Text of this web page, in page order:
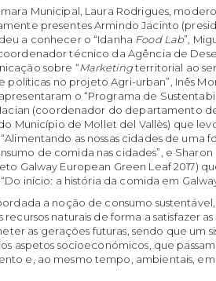
Municipal, Laura Rodrigues,
presentes Armindo Jacinto
a conhecer o “Idanha Food Lab”,
técnico da Agência de
sobre “Marketingterritorial ao
políticas no projeto Agri-urban”, Inês
o “Programa de
(coordenador do departamento
Município de Mollet del Vallès) que
as nossas cidades de uma
de comida nas cidades”, e
Galway European Green Leaf 2017)
início: a história da comida em
a noção de consumo
naturais de forma a satisfazer
as gerações futuras, sendo que um
aspetos socioeconómicos, que
e, ao mesmo tempo, ambientais,